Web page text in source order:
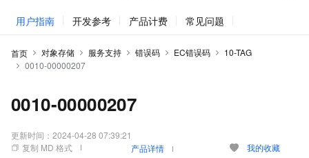
用户指南 开发参考 产品计费 常见问题
首页 对象存储 服务支持 错误码 EC错误码
10-TAG
0010-00000207
0010-00000207
更新时间： 2024-04-28 07:39:21
复制 MD 格式
产品详情 我的收藏